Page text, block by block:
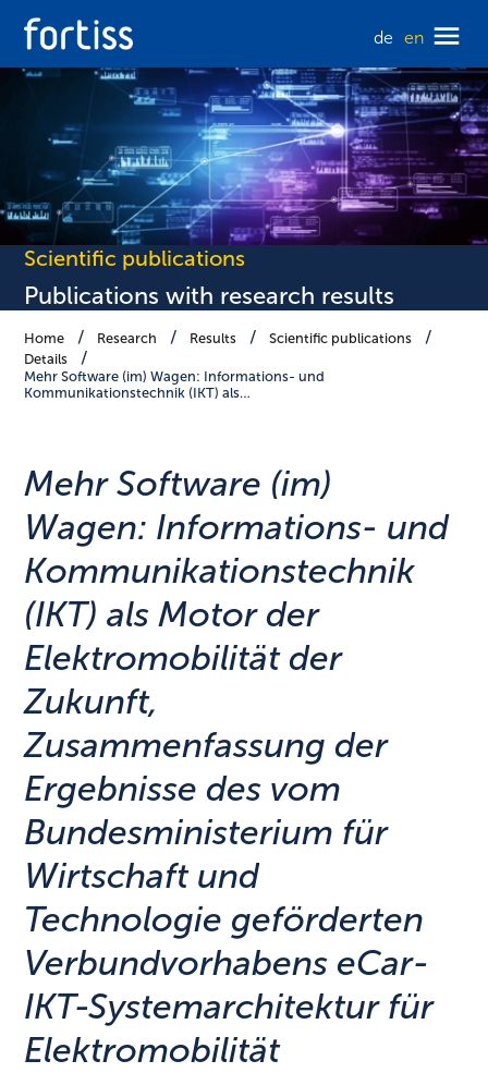
de en
Scientific publications
Publications with research results
Home Research Results
Scientific publications
Details
Mehr Software (im) Wagen: Informations- und
Kommunikationstechnik (IKT) als…
Mehr Software (im)
Wagen: Informations- und
Kommunikationstechnik
(IKT) als Motor der
Elektromobilität der
Zukunft,
Zusammenfassung der
Ergebnisse des vom
Bundesministerium für
Wirtschaft und
Technologie geförderten
Verbundvorhabens eCar-
IKT-Systemarchitektur für
Elektromobilität